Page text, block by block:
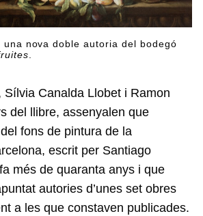
una nova doble autoria del bodegó
.
Sílvia Canalda Llobet i Ramon
del llibre, assenyalen que
fons de pintura de la
escrit per Santiago
més de quaranta anys i que
autories d’unes set obres
a les que constaven publicades.